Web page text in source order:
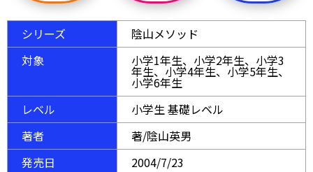
シリーズ
陰山メソッド
対象
小学1年生、小学2年生、小学3
年生、小学4年生、小学5年生、
小学6年生
レベル
小学生 基礎レベル
著者
著/陰山英男
発売日
2004/7/23